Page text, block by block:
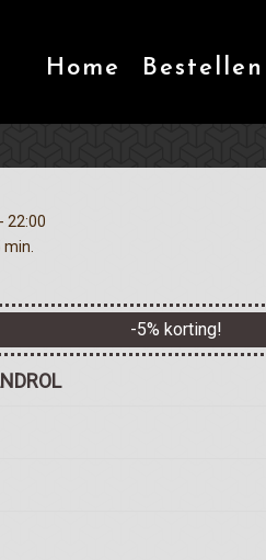
Home Bestellen
22:00
-5% korting!